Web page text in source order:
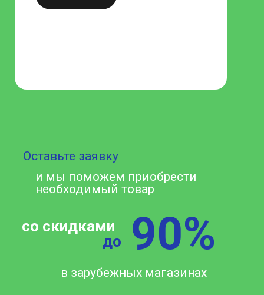
90%
до
Оставьте заявку
в зарубежных магазинах
и мы поможем приобрести
необходимый товар
со скидками